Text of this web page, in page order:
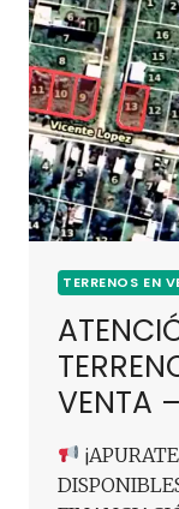
TERRENOS EN
VENTA